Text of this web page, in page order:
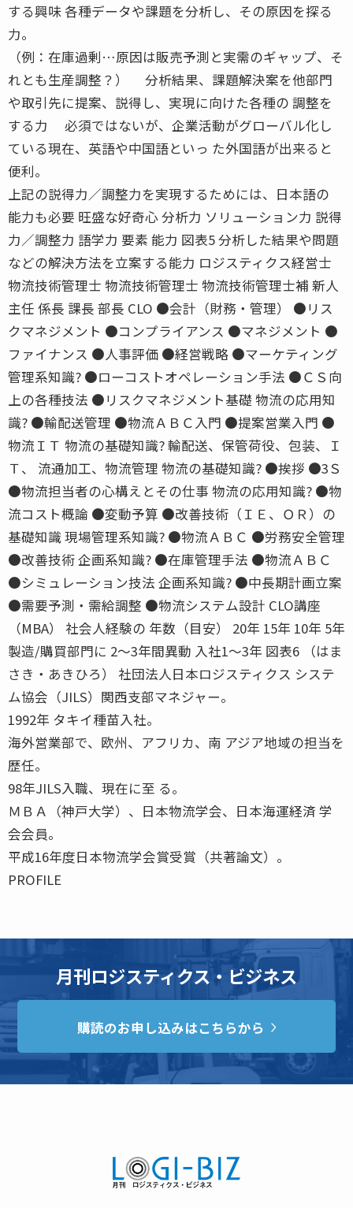
する興味 各種データや課題を分析し、その原因を探る
力。
（例：在庫過剰…原因は販売予測と実需のギャップ、そ
れとも生産調整？） 分析結果、課題解決案を他部門
や取引先に提案、説得し、実現に向けた各種の 調整を
する力 必須ではないが、企業活動がグローバル化し
ている現在、英語や中国語といっ た外国語が出来ると
便利。
上記の説得力／調整力を実現するためには、日本語の
能力も必要 旺盛な好奇心 分析力 ソリューション力 説得
力／調整力 語学力 要素 能力 図表5 分析した結果や問題
などの解決方法を立案する能力 ロジスティクス経営士
物流技術管理士 物流技術管理士 物流技術管理士補 新人
主任 係長 課長 部長 CLO ●会計（財務・管理） ●リス
クマネジメント ●コンプライアンス ●マネジメント ●
ファイナンス ●人事評価 ●経営戦略 ●マーケティング
管理系知識? ●ローコストオペレーション手法 ●ＣＳ向
上の各種技法 ●リスクマネジメント基礎 物流の応用知
識? ●輸配送管理 ●物流ＡＢＣ入門 ●提案営業入門 ●
物流ＩＴ 物流の基礎知識? 輸配送、保管荷役、包装、Ｉ
Ｔ、 流通加工、物流管理 物流の基礎知識? ●挨拶 ●3Ｓ
●物流担当者の心構えとその仕事 物流の応用知識? ●物
流コスト概論 ●変動予算 ●改善技術（ＩＥ、ＯＲ）の
基礎知識 現場管理系知識? ●物流ＡＢＣ ●労務安全管理
●改善技術 企画系知識? ●在庫管理手法 ●物流ＡＢＣ
●シミュレーション技法 企画系知識? ●中長期計画立案
●需要予測・需給調整 ●物流システム設計 CLO講座
（MBA） 社会人経験の 年数（目安） 20年 15年 10年 5年
製造/購買部門に 2〜3年間異動 入社1〜3年 図表6 （はま
さき・あきひろ） 社団法人日本ロジスティクス システ
ム協会（JILS）関西支部マネジャー。
1992年 タキイ種苗入社。
海外営業部で、欧州、アフリカ、南 アジア地域の担当を
歴任。
98年JILS入職、現在に至 る。
ＭＢＡ（神戸大学）、日本物流学会、日本海運経済 学
会会員。
平成16年度日本物流学会賞受賞（共著論文）。
PROFILE
月刊ロジスティクス・ビジネス
購読のお申し込みはこちらから